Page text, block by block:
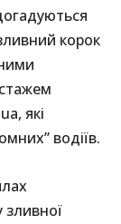
корок
які
водіїв.
зливної